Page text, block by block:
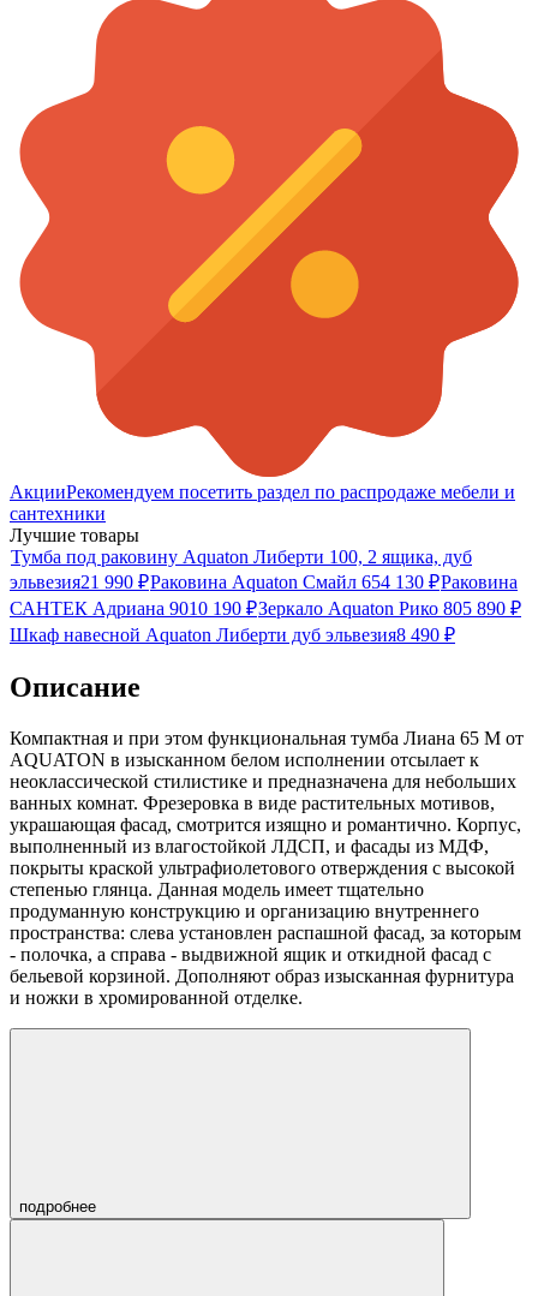
АкцииРекомендуем посетить раздел по распродаже мебели и
сантехники
Лучшие товары
Тумба под раковину Aquaton Либерти 100, 2 ящика, дуб
эльвезия21 990 ₽Раковина Aquaton Смайл 654 130 ₽Раковина
САНТЕК Адриана 9010 190 ₽Зеркало Aquaton Рико 805 890 ₽
Шкаф навесной Aquaton Либерти дуб эльвезия8 490 ₽
Описание
Компактная и при этом функциональная тумба Лиана 65 M от
AQUATON в изысканном белом исполнении отсылает к
неоклассической стилистике и предназначена для небольших
ванных комнат. Фрезеровка в виде растительных мотивов,
украшающая фасад, смотрится изящно и романтично. Корпус,
выполненный из влагостойкой ЛДСП, и фасады из МДФ,
покрыты краской ультрафиолетового отверждения с высокой
степенью глянца. Данная модель имеет тщательно
продуманную конструкцию и организацию внутреннего
пространства: слева установлен распашной фасад, за которым
- полочка, а справа - выдвижной ящик и откидной фасад с
бельевой корзиной. Дополняют образ изысканная фурнитура
и ножки в хромированной отделке.
подробнее